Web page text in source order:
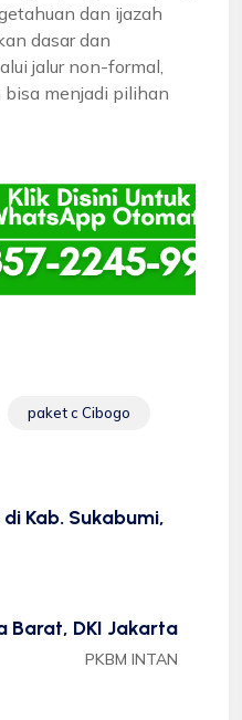
dan ijazah
dasar dan
jalur non-formal,
menjadi pilihan
paket c Cibogo
Kab. Sukabumi,
Barat, DKI Jakarta
PKBM INTAN